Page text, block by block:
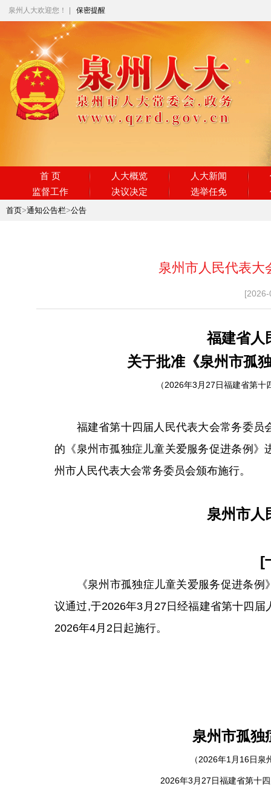
泉州人大欢迎您！ 保密提醒
首 页 人大概览 人大新闻
监督工作
决议决定 选举任免
首页>通知公告栏>公告
泉州市人民代表大
福建省人
关于批准《泉州市孤
（2026年3月27日福建省第
福建省第十四届人民代表大会常务委员
的《泉州市孤独症儿童关爱服务促进条例
州市人民代表大会常务委员会颁布施行。
泉州市人
[
《泉州市孤独症儿童关爱服务促进条例
议通过,于2026年3月27日经福建省第十四
2026年4月2日起施行。
泉州市孤独
（2026年1月16日
2026年3月27日福建省第十